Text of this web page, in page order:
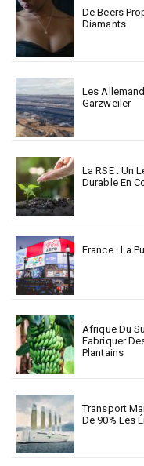
De Beers
Diamants
Les
Garzweiler
La RSE : Un
Durable En
France : La
Afrique Du
Fabriquer
Plantains
Transport
De 90% Les